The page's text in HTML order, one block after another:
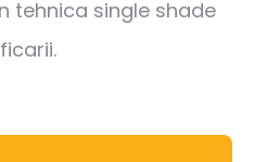
tehnica single shade